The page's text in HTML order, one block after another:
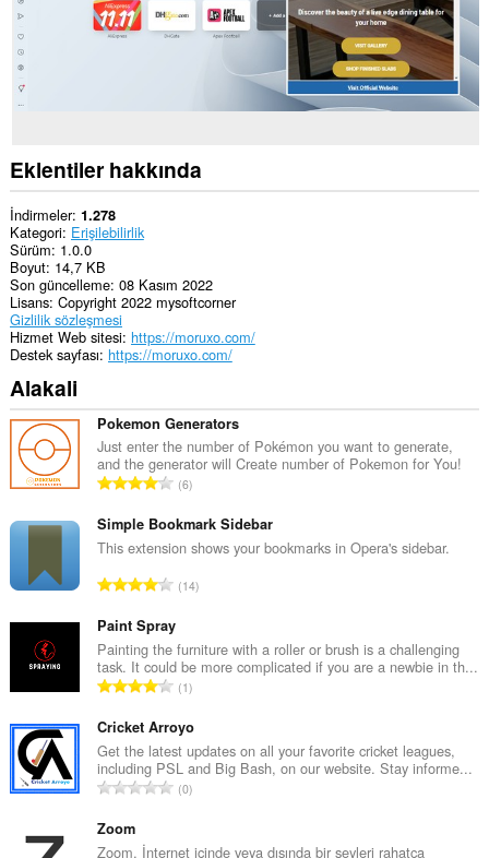
Eklentiler hakkında
İndirmeler 1.278
Kategori Erişilebilirlik
Sürüm 1.0.0
Boyut 14,7 KB
Son güncelleme 08 Kasım 2022
Lisans Copyright 2022 mysoftcorner
Gizlilik sözleşmesi
Hizmet Web sitesi https://moruxo.com/
Destek sayfası https://moruxo.com/
Alakali
Pokemon Generators
Just enter the number of Pokémon you want to generate,
and the generator will Create number of Pokemon for You!
T
p
l
m
y
s
a
y
ı
s
ı
:
6
Simple Bookmark Sidebar
This extension shows your bookmarks in Opera's sidebar.
T
p
l
a
m
y
s
a
y
s
14
Paint Spray
Painting the furniture with a roller or brush is a challenging
task. It could be more complicated if you are a newbie in th...
T
p
l
a
m
1
Cricket Arroyo
Get the latest updates on all your favorite cricket leagues,
including PSL and Big Bash, on our website. Stay informe...
T
l
0
Zoom
Zoom, İnternet içinde veya dışında bir şeyleri rahatça